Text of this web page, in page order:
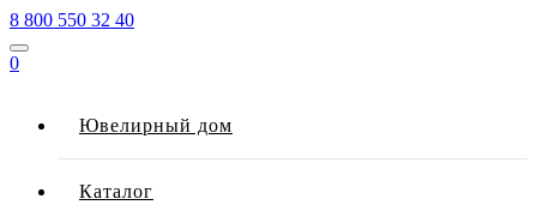
8 800 550 32 40
0
Ювелирный дом
Каталог